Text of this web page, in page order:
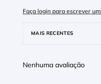
Faça login para escrever
MAIS RECENTES
Nenhuma avaliação